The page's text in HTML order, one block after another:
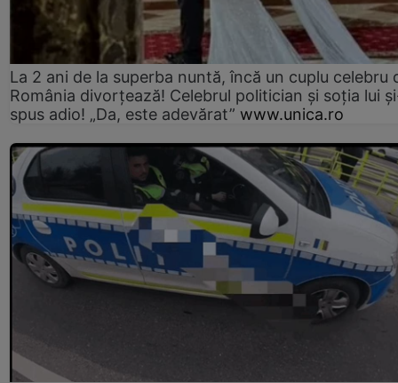
La 2 ani de la superba nuntă, încă un cuplu celebru
România divorțează! Celebrul politician și soția lui
spus adio! „Da, este adevărat” www.unica.ro